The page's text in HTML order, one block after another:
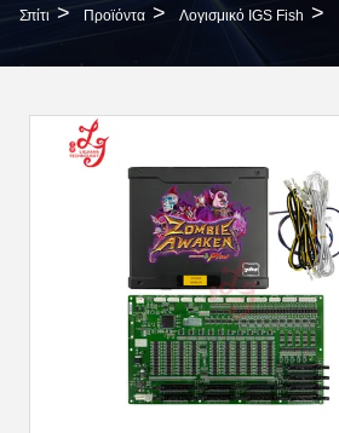
Σπίτι > Προϊόντα > Λογισμικό IGS Fish >